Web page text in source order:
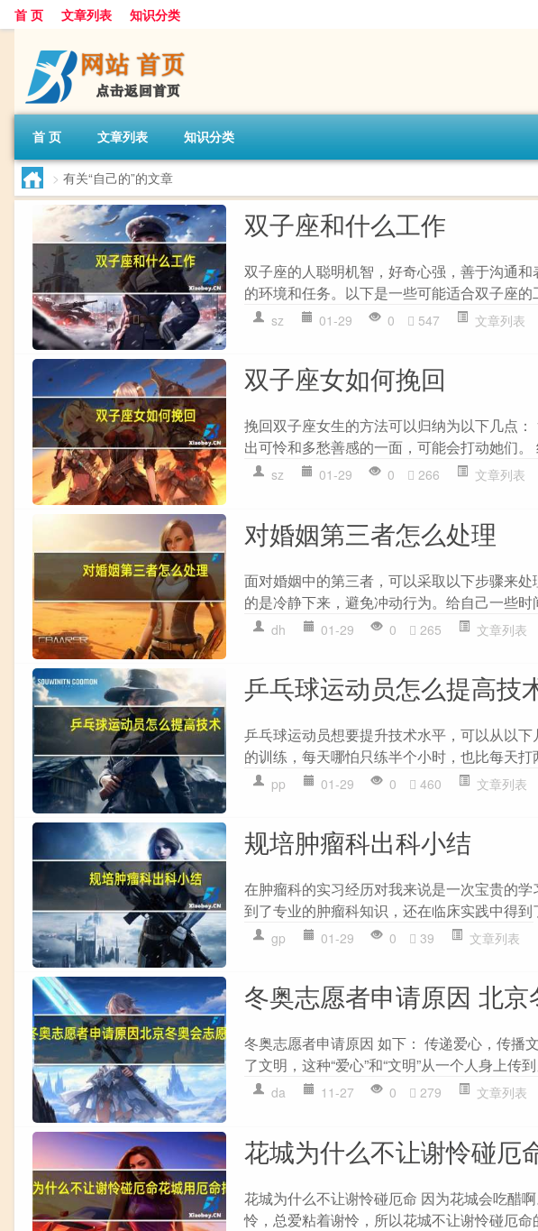
首 页 文章列表 知识分类
首 页 文章列表 知识分类
> 有关“自己的”的文章
双子座和什么工作
双子座的人聪明机智，好奇心强，善于沟通
的环境和任务。以下是一些可能适合双子座
sz 01-29 0 547 文章列表
双子座女如何挽回
挽回双子座女生的方法可以归纳为以下几点
出可怜和多愁善感的一面，可能会打动她们。
sz 01-29 0 266 文章列表
对婚姻第三者怎么处理
面对婚姻中的第三者，可以采取以下步骤来
的是冷静下来，避免冲动行为。给自己一些时
dh 01-29 0 265 文章列表
乒乓球运动员怎么提高技
乒乓球运动员想要提升技术水平，可以从以
的训练，每天哪怕只练半个小时，也比每天打
pp 01-29 0 460 文章列表
规培肿瘤科出科小结
在肿瘤科的实习经历对我来说是一次宝贵的
到了专业的肿瘤科知识，还在临床实践中得到
gp 01-29 0 39 文章列表
冬奥志愿者申请原因 北
冬奥志愿者申请原因 如下： 传递爱心，传播
了文明，这种“爱心”和“文明”从一个人身上传
da 11-27 0 279 文章列表
花城为什么不让谢怜碰厄
花城为什么不让谢怜碰厄命 因为花城会吃醋
怜，总爱粘着谢怜，所以花城不让谢怜碰厄命